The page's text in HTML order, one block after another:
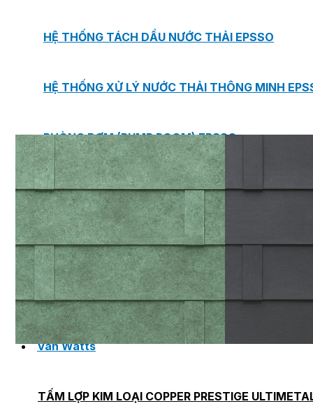
HỆ THỐNG TÁCH DẦU NƯỚC THẢI EPSSO
HỆ THỐNG XỬ LÝ NƯỚC THẢI THÔNG MINH
PHÒNG BƠM (PUMP ROOM) EPSSO
TRẠM BƠM TÍCH HỢP SẴN THÔNG MINH EPSSO
HỆ THỐNG BƠM PCCC NGUYÊN CỤM EPSSO
BƠM CHÌM PACKAGE EPSSO
Van Watts
TẤM LỢP KIM LOẠI COPPER PRESTIGE